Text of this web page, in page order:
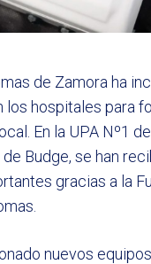
de Zamora ha
los hospitales para
En la UPA Nº1
Budge, se han
gracias a la
nuevos